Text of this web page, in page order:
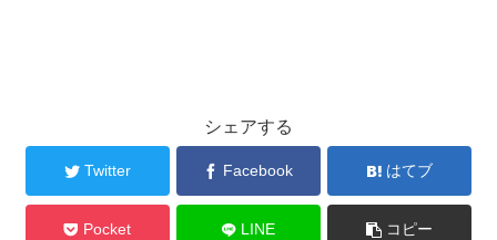
シェアする
Twitter Facebook はてブ
Pocket LINE コピー